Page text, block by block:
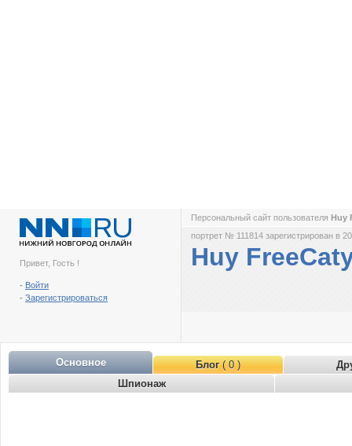
Привет, Гость !
- Войти
- Зарегистрироваться
Персональный сайт пользователя Huy
портрет № 111814 зарегистрирован в
Huy
Основное Блог( 0 )
Шпионаж